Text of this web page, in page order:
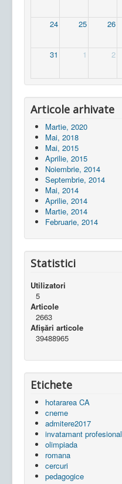
24 25 26
31 1 2
Articole arhivate
Martie, 2020
Mai, 2018
Mai, 2015
Aprilie, 2015
Noiembrie, 2014
Septembrie, 2014
Mai, 2014
Aprilie, 2014
Martie, 2014
Februarie, 2014
Statistici
Utilizatori
5
Articole
2663
Afișări articole
39488965
Etichete
hotararea CA
cneme
admitere2017
invatamant profesional
olimpiada
romana
cercuri
pedagogice